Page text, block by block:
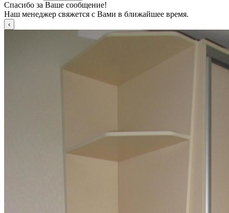
Спасибо за Ваше сообщение!
Наш менеджер свяжется с Вами в ближайшее время.